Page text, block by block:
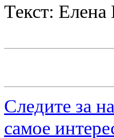
Текст:
Следите за
самое